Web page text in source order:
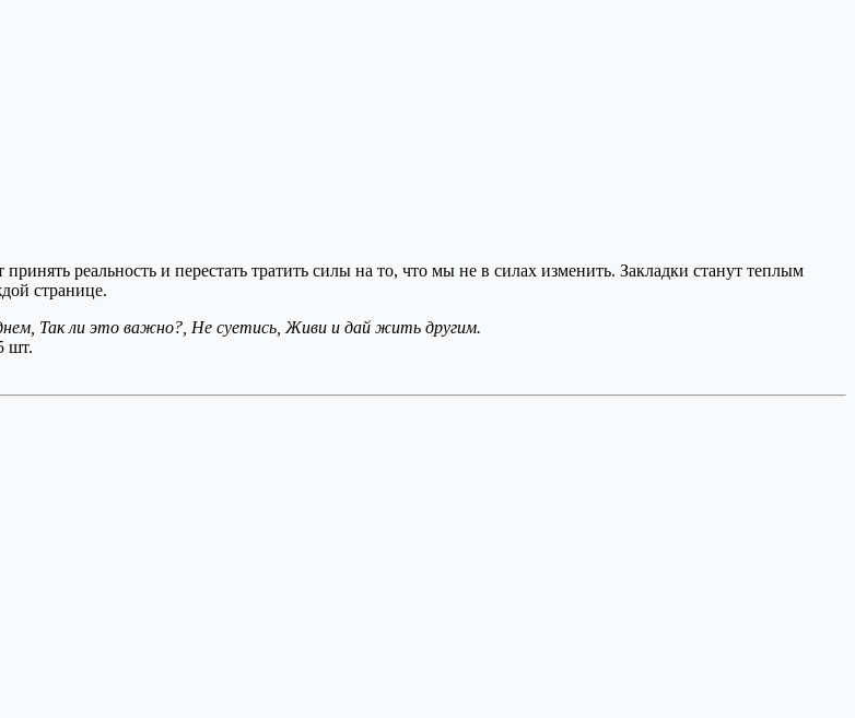
реальность и перестать тратить силы на то, что мы не в силах изменить. Закладки станут теплым
странице.
Так ли это важно?, Не суетись, Живи и дай жить другим.
шт.